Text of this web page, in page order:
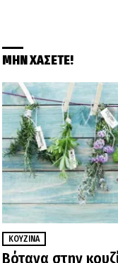
ΜΗΝ ΧΑΣΕΤΕ!
ΚΟΥΖΊΝΑ
Βότανα στην